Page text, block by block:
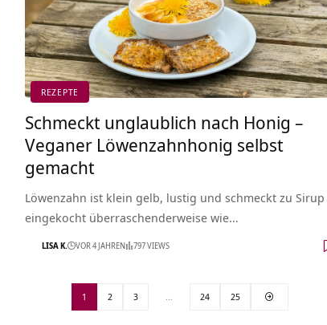
REZEPTE
Schmeckt unglaublich nach Honig –
Veganer Löwenzahnhonig selbst
gemacht
Löwenzahn ist klein gelb, lustig und schmeckt zu Sirup
eingekocht überraschenderweise wie…
LISA K. VOR 4 JAHREN 797 VIEWS
1 2 3 24 25